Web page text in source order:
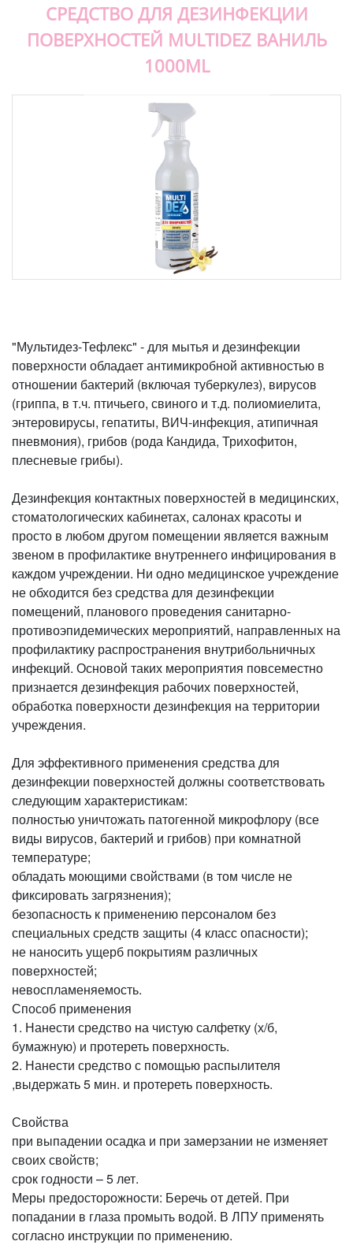
СРЕДСТВО ДЛЯ ДЕЗИНФЕКЦИИ
ПОВЕРХНОСТЕЙ MULTIDEZ ВАНИЛЬ
1000ML
"Мультидез-Тефлекс" - для мытья и дезинфекции
поверхности обладает антимикробной активностью в
отношении бактерий (включая туберкулез), вирусов
(гриппа, в т.ч. птичьего, свиного и т.д. полиомиелита,
энтеровирусы, гепатиты, ВИЧ-инфекция, атипичная
пневмония), грибов (рода Кандида, Трихофитон,
плесневые грибы).
Дезинфекция контактных поверхностей в медицинских,
стоматологических кабинетах, салонах красоты и
просто в любом другом помещении является важным
звеном в профилактике внутреннего инфицирования в
каждом учреждении. Ни одно медицинское учреждение
не обходится без средства для дезинфекции
помещений, планового проведения санитарно-
противоэпидемических мероприятий, направленных на
профилактику распространения внутрибольничных
инфекций. Основой таких мероприятия повсеместно
признается дезинфекция рабочих поверхностей,
обработка поверхности дезинфекция на территории
учреждения.
Для эффективного применения средства для
дезинфекции поверхностей должны соответствовать
следующим характеристикам:
полностью уничтожать патогенной микрофлору (все
виды вирусов, бактерий и грибов) при комнатной
температуре;
обладать моющими свойствами (в том числе не
фиксировать загрязнения);
безопасность к применению персоналом без
специальных средств защиты (4 класс опасности);
не наносить ущерб покрытиям различных
поверхностей;
невоспламеняемость.
Способ применения
1. Нанести средство на чистую салфетку (х/б,
бумажную) и протереть поверхность.
2. Нанести средство с помощью распылителя
,выдержать 5 мин. и протереть поверхность.
Свойства
при выпадении осадка и при замерзании не изменяет
своих свойств;
срок годности – 5 лет.
Меры предосторожности: Беречь от детей. При
попадании в глаза промыть водой. В ЛПУ применять
согласно инструкции по применению.